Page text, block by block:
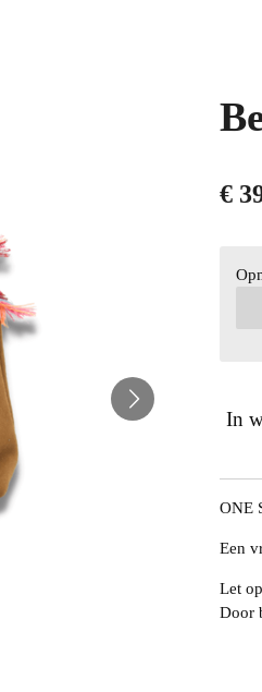
€
In
ONE
Een
Let
Door